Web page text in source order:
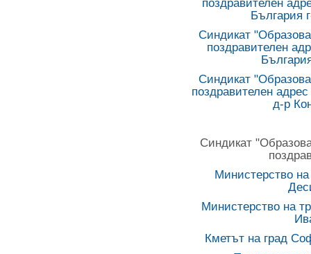
поздравителен
България
Синдикат
поздравителен
Синдикат
поздравителен
д-р
Синдикат
Министерство
Министерство на
Кметът на град